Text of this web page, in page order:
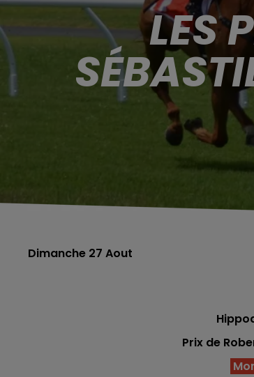
LES
Dimanche 27 Aout
Prix de